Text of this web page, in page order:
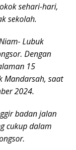
sehari-hari,
sekolah.
Lubuk
Dengan
15
Mandarsah, saat
2024.
badan jalan
cukup dalam